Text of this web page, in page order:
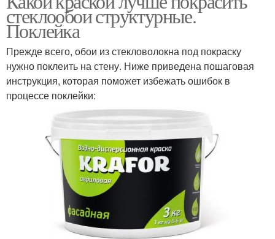
стеклообои структурные.
Поклейка
Прежде всего, обои из стекловолокна под покраску
нужно поклеить на стену. Ниже приведена пошаговая
инструкция, которая поможет избежать ошибок в
процессе поклейки: